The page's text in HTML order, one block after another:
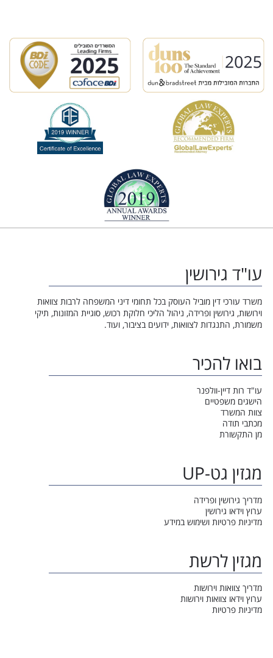
עו"ד גירושין
משרד עורכי דין מוביל העוסק בכל תחומי דיני המשפחה לרבות צוואות
וירושות, גירושין ופרידה, ניהול הליכי חלוקת רכוש, סוגיית המזונות, תיקי
משמורת, התנגדות לצוואות, ידועים בציבור, ועוד.
בואו להכיר
עו"ד רות דיין-וולפנר
הישגים משפטיים
צוות המשרד
מכתבי תודה
מן התקשורת
מגזין גט-UP
מדריך גירושין ופרידה
ערוץ וידאו גירושין
מדיניות פרטיות ושימוש במידע
מגזין לרשת
מדריך צוואות וירושות
ערוץ וידאו צוואות וירושות
מדיניות פרטיות